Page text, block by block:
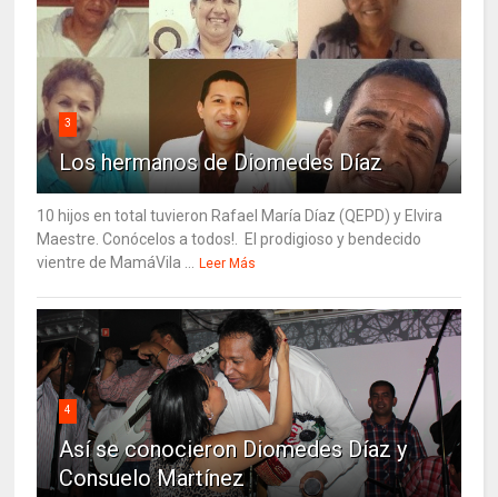
3
Los hermanos de Diomedes Díaz
10 hijos en total tuvieron Rafael María Díaz (QEPD) y Elvira
Maestre. Conócelos a todos!. El prodigioso y bendecido
vientre de MamáVila ... Leer Más
4
Así se conocieron Diomedes Díaz y
Consuelo Martínez